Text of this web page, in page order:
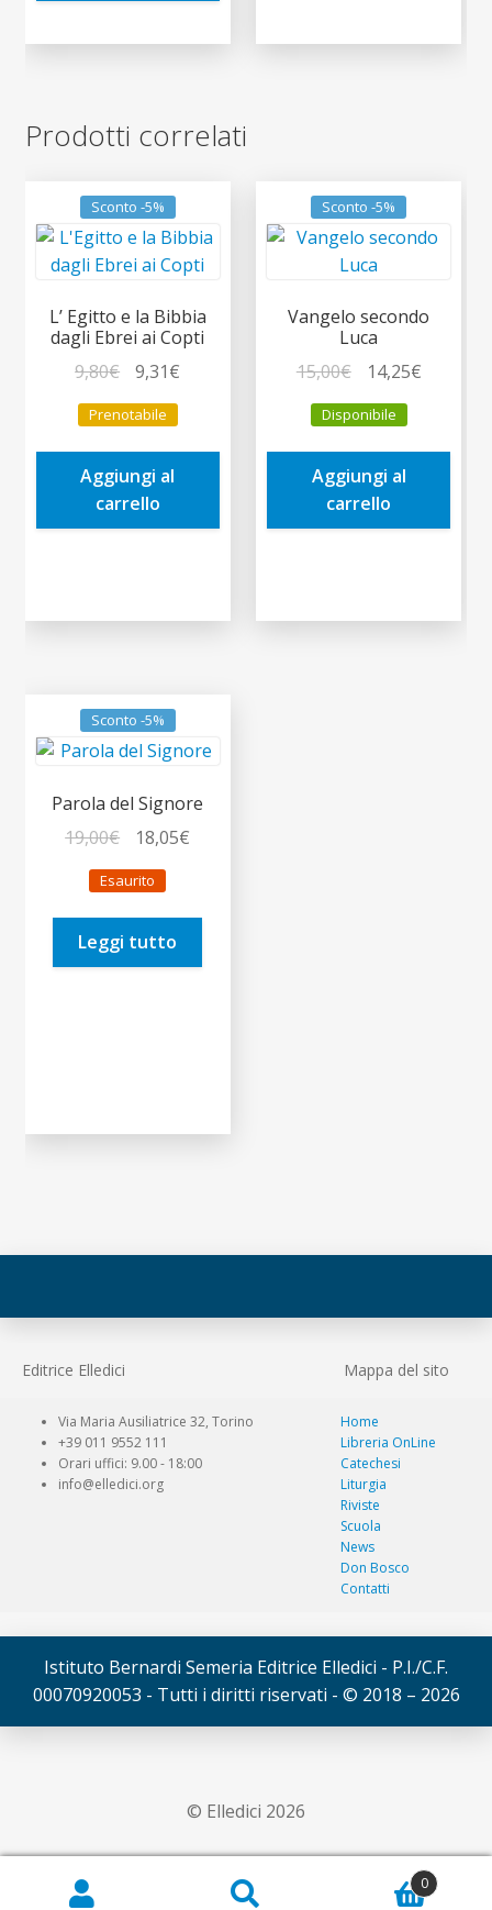
Prodotti correlati
Sconto -5%
L’ Egitto e la Bibbia
dagli Ebrei ai Copti
9,80€
prezzo
originale
era:
9,80€.
9,31€
è:
Prenotabile
Aggiungi al
carrello
Sconto -5%
Vangelo secondo
Luca
15,00€
prezzo
originale
era:
15,00€.
14,25€Il
è:
Disponibile
Aggiungi al
carrello
Sconto -5%
Parola del Signore
19,00€
prezzo
originale
era:
19,00€.
18,05€
è:
Esaurito
Leggi tutto
Editrice Elledici Mappa del sito
Via Maria Ausiliatrice 32, Torino
+39 011 9552 111
Orari uffici: 9.00 - 18:00
info@elledici.org
Home
Libreria OnLine
Catechesi
Liturgia
Riviste
Scuola
News
Don Bosco
Contatti
Istituto Bernardi Semeria Editrice Elledici - P.I./C.F.
00070920053 - Tutti i diritti riservati - © 2018 – 2026
© Elledici 2026
0